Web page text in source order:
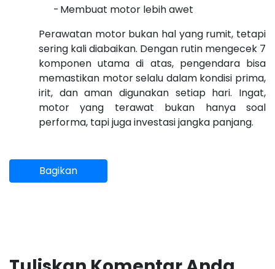
- Membuat motor lebih awet
Perawatan motor bukan hal yang rumit, tetapi
sering kali diabaikan. Dengan rutin mengecek 7
komponen utama di atas, pengendara bisa
memastikan motor selalu dalam kondisi prima,
irit, dan aman digunakan setiap hari. Ingat,
motor yang terawat bukan hanya soal
performa, tapi juga investasi jangka panjang.
Bagikan